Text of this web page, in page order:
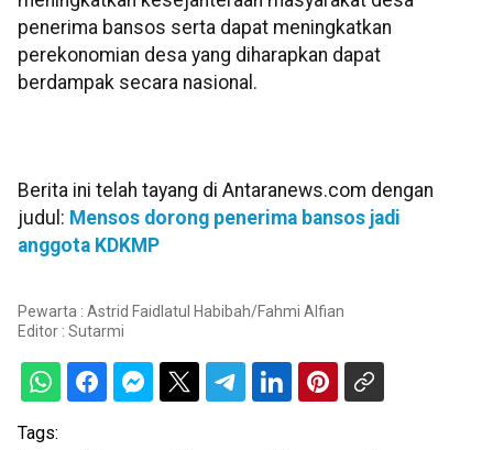
penerima bansos serta dapat meningkatkan
perekonomian desa yang diharapkan dapat
berdampak secara nasional.
Berita ini telah tayang di Antaranews.com dengan
judul: Mensos dorong penerima bansos jadi
anggota KDKMP
Pewarta : Astrid Faidlatul Habibah/Fahmi Alfian
Editor : Sutarmi
Tags: